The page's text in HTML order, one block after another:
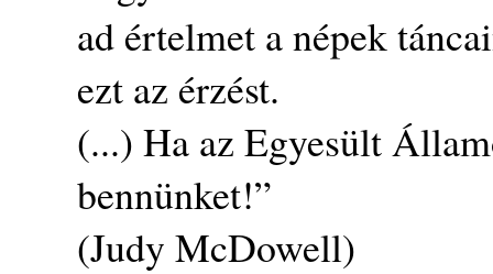
ad értelmet a népek
ezt az érzést.
(...) Ha az Egyesült
bennünket!”
(Judy McDowell)